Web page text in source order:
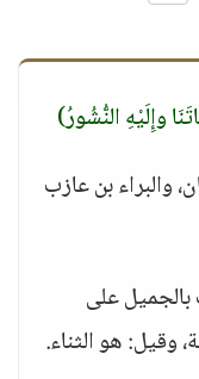
وإِلَيْهِ النُّشُورُ)
والبراء بن عازب
على
وقيل: هو الثناء.